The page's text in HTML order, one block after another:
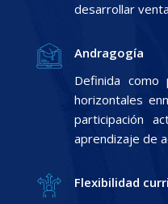
desarrollar
Andragogía
Definida como
horizontales
participación
aprendizaje de
Flexibilidad